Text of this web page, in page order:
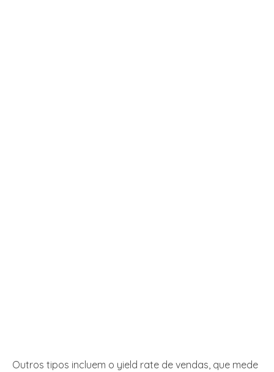
Outros tipos incluem o yield rate de vendas, que mede